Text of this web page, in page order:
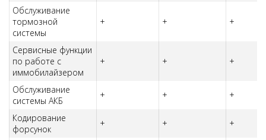
Обслуживание
тормозной
системы
+ + +
Сервисные функции
по работе с
иммобилайзером
+ + +
Обслуживание
системы АКБ
+ + +
Кодирование
форсунок
+ + +